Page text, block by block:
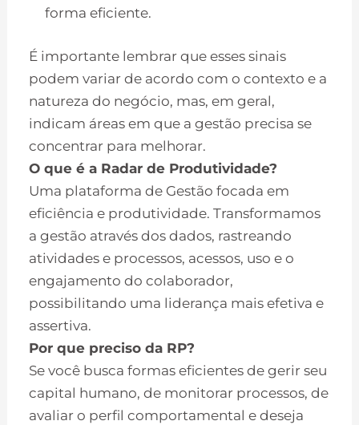
forma eficiente.
É importante lembrar que esses sinais
podem variar de acordo com o contexto e a
natureza do negócio, mas, em geral,
indicam áreas em que a gestão precisa se
concentrar para melhorar.
O que é a Radar de Produtividade?
Uma plataforma de Gestão focada em
eficiência e produtividade. Transformamos
a gestão através dos dados, rastreando
atividades e processos, acessos, uso e o
engajamento do colaborador,
possibilitando uma liderança mais efetiva e
assertiva.
Por que preciso da RP?
Se você busca formas eficientes de gerir seu
capital humano, de monitorar processos, de
avaliar o perfil comportamental e deseja